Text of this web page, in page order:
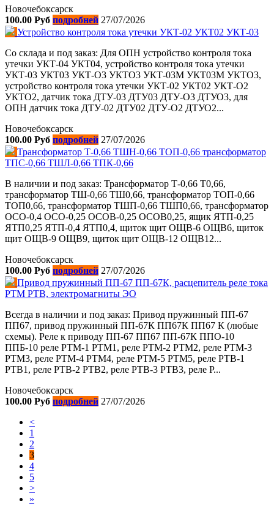
Новочебоксарск
100.00 Руб подробней 27/07/2026
Устройство контроля тока утечки УКТ-02 УКТ02 УКТ-03
Со склада и под заказ: Для ОПН устройство контроля тока
утечки УКТ-04 УКТ04, устройство контроля тока утечки
УКТ-03 УКТ03 УКТ-О3 УКТО3 УКТ-03М УКТ03М УКТО3,
устройство контроля тока утечки УКТ-02 УКТ02 УКТ-О2
УКТО2, датчик тока ДТУ-03 ДТУ03 ДТУ-О3 ДТУО3, для
ОПН датчик тока ДТУ-02 ДТУ02 ДТУ-О2 ДТУО2...
Новочебоксарск
100.00 Руб подробней 27/07/2026
Трансформатор Т-0,66 ТШН-0,66 ТОП-0,66 трансформатор
ТПС-0,66 ТШЛ-0,66 ТПК-0,66
В наличии и под заказ: Трансформатор Т-0,66 Т0,66,
трансформатор ТШ-0,66 ТШ0,66, трансформатор ТОП-0,66
ТОП0,66, трансформатор ТШП-0,66 ТШП0,66, трансформатор
ОСО-0,4 ОСО-0,25 ОСОВ-0,25 ОСОВ0,25, ящик ЯТП-0,25
ЯТП0,25 ЯТП-0,4 ЯТП0,4, щиток щит ОЩВ-6 ОЩВ6, щиток
щит ОЩВ-9 ОЩВ9, щиток щит ОЩВ-12 ОЩВ12...
Новочебоксарск
100.00 Руб подробней 27/07/2026
Привод пружинный ПП-67 ПП-67К, расцепитель реле тока
РТМ РТВ, электромагниты ЭО
Всегда в наличии и под заказ: Привод пружинный ПП-67
ПП67, привод пружинный ПП-67К ПП67К ПП67 К (любые
схемы). Реле к приводу ПП-67 ПП67 ПП-67К ППО-10
ППБ-10 реле РТМ-1 РТМ1, реле РТМ-2 РТМ2, реле РТМ-3
РТМ3, реле РТМ-4 РТМ4, реле РТМ-5 РТМ5, реле РТВ-1
РТВ1, реле РТВ-2 РТВ2, реле РТВ-3 РТВ3, реле Р...
Новочебоксарск
100.00 Руб подробней 27/07/2026
<
1
2
3
4
5
>
»